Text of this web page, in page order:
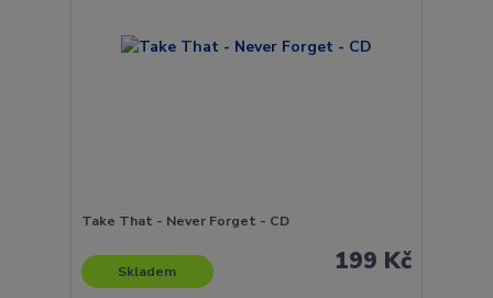
Take That - Never Forget - CD
199 Kč
Skladem